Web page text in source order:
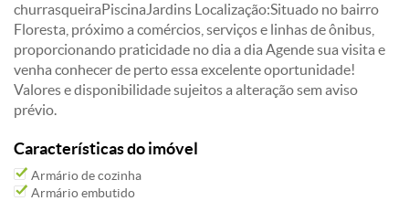
churrasqueiraPiscinaJardins Localização:Situado no bairro
Floresta, próximo a comércios, serviços e linhas de ônibus,
proporcionando praticidade no dia a dia Agende sua visita e
venha conhecer de perto essa excelente oportunidade!
Valores e disponibilidade sujeitos a alteração sem aviso
prévio.
Características do imóvel
Armário de cozinha
Armário embutido